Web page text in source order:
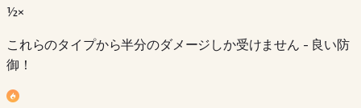
½×
これらのタイプから半分のダメージしか受けません - 良い防
御！